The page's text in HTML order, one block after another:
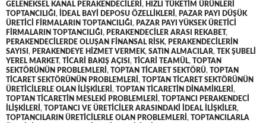
GELENEKSEL KANAL PERAKENDECILERI , HIZLI TÜKETIM ÜRÜNLERI
TOPTANCILIĞI , IDEAL BAYI DEPOSU ÖZELLIKLERI , PAZAR PAYI DÜŞÜK
ÜRETICI FIRMALARIN TOPTANCILIĞI , PAZAR PAYI YÜKSEK ÜRETICI
FIRMALARIN TOPTANCILIĞI , PERAKENDECILER ARASI REKABET,
PERAKENDECILERDE OLUŞAN FINANSAL RISK, PERAKENDECILERIN
SAYISI , PERAKENDEYE HIZMET VERMEK, SATIN ALMACILAR, TEK ŞUBELI
YEREL MARKET, TICARI BAKIŞ AÇISI , TICARI TEAMÜL, TOPTAN
SEKTÖRÜNÜN PROBLEMLERI , TOPTAN TICARET SEKTÖRÜ, TOPTAN
TICARET SEKTÖRÜNÜN PROBLEMLERI , TOPTAN TICARET SEKTÖRÜNÜN
ÜRETICILERLE OLAN ILIŞKILERI , TOPTAN TICARETIN DINAMIKLERI ,
TOPTAN TICARETIN MESLEKI PROBLEMLERI , TOPTANCI PERAKENDECI
ILIŞKILERI , TOPTANCI VE ÜRETICILER ARASINDAKI IDEAL ILIŞKILER,
TOPTANCILARIN ÜRETICILERLE OLAN PROBLEMLERI , TOPTANCILARLA